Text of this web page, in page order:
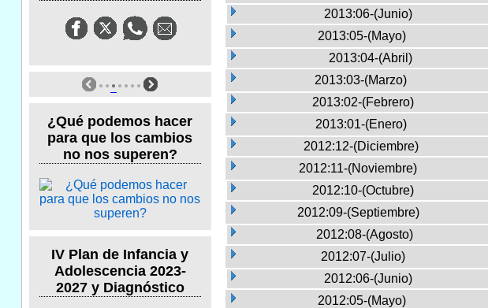
¿Qué podemos hacer
para que los cambios
no nos superen?
IV Plan de Infancia y
Adolescencia 2023-
2027 y Diagnóstico
2013:06-(Junio)
2013:05-(Mayo)
2013:04-(Abril)
2013:03-(Marzo)
2013:02-(Febrero)
2013:01-(Enero)
2012:12-(Diciembre)
2012:11-(Noviembre)
2012:10-(Octubre)
2012:09-(Septiembre)
2012:08-(Agosto)
2012:07-(Julio)
2012:06-(Junio)
2012:05-(Mayo)